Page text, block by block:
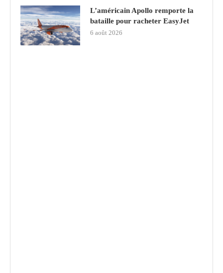
L’américain Apollo remporte la
bataille pour racheter EasyJet
6 août 2026